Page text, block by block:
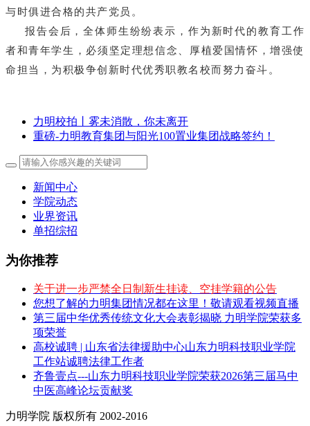
与时俱进合格的共产党员。
报告会后，全体师生纷纷表示，作为新时代的教育工作
者和青年学生，必须坚定理想信念、厚植爱国情怀，增强使
命担当，为积极争创新时代优秀职教名校而努力奋斗。
力明校拍丨雾未消散，你未离开
重磅-力明教育集团与阳光100置业集团战略签约！
新闻中心
学院动态
业界资讯
单招综招
为你推荐
关于进一步严禁全日制新生挂读、空挂学籍的公告
您想了解的力明集团情况都在这里！敬请观看视频直播
第三届中华优秀传统文化大会表彰揭晓 力明学院荣获多
项荣誉
高校诚聘 | 山东省法律援助中心山东力明科技职业学院
工作站诚聘法律工作者
齐鲁壹点---山东力明科技职业学院荣获2026第三届马中
中医高峰论坛贡献奖
力明学院 版权所有 2002-2016